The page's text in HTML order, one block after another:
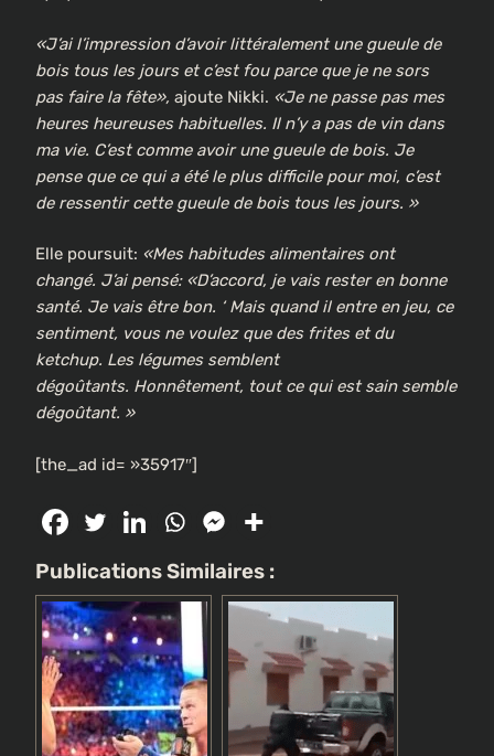
«J’ai l’impression d’avoir littéralement une gueule de
bois tous les jours et c’est fou parce que je ne sors
pas faire la fête», ajoute Nikki. «Je ne passe pas mes
heures heureuses habituelles. Il n’y a pas de vin dans
ma vie. C’est comme avoir une gueule de bois. Je
pense que ce qui a été le plus difficile pour moi, c’est
de ressentir cette gueule de bois tous les jours. »
Elle poursuit: «Mes habitudes alimentaires ont
changé. J’ai pensé: «D’accord, je vais rester en bonne
santé. Je vais être bon. ‘ Mais quand il entre en jeu, ce
sentiment, vous ne voulez que des frites et du
ketchup. Les légumes semblent
dégoûtants. Honnêtement, tout ce qui est sain semble
dégoûtant. »
[the_ad id= »35917″]
Publications Similaires :